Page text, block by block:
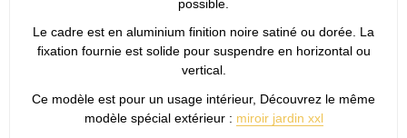
possible.
Le cadre est en aluminium finition noire satiné ou dorée. La
fixation fournie est solide pour suspendre en horizontal ou
vertical.
Ce modèle est pour un usage intérieur, Découvrez le même
modèle spécial extérieur : miroir jardin xxl